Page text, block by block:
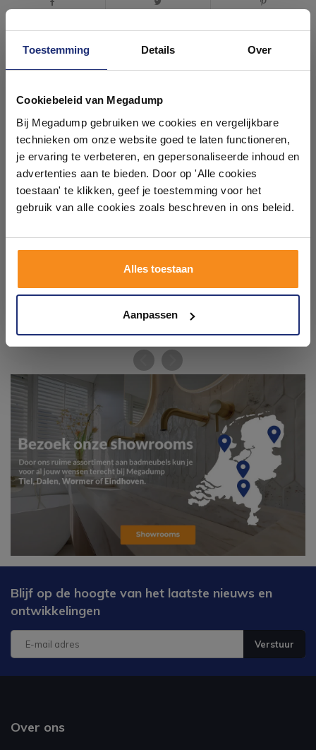
Toestemming Details Over
Cookiebeleid van Megadump
Bij Megadump gebruiken we cookies en vergelijkbare
technieken om onze website goed te laten functioneren,
je ervaring te verbeteren, en gepersonaliseerde inhoud en
advertenties aan te bieden. Door op 'Alle cookies
toestaan' te klikken, geef je toestemming voor het
gebruik van alle cookies zoals beschreven in ons beleid.
Alles toestaan
Aanpassen
#mijndroombadkamer
Wij geloven in de kracht van delen. Deel jouw
badkamer op Instagram met #mijndroombadkamer
en tag @megadumpnl. Samen bouwen we een
inspirerende omgeving vol met unieke
badkamerstijlen. Doe je mee?
Blijf op de hoogte van het laatste nieuws en
ontwikkelingen
Verstuur
Over ons
badkamers in onze 1000 m²
showroom
Laat je inspireren door 21 volledig ingerichte
badkameropstellingen – van compact tot luxe. Onze
ervaren adviseurs helpen je persoonlijk, en je vindt
tegels & sanitair direct uit voorraad. Gratis parkeren
op eigen terrein.
Kom langs en ervaar zelf het verschil!